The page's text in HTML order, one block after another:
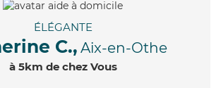
ÉLÉGANTE
C., Aix-en-Othe
à 5km de chez Vous